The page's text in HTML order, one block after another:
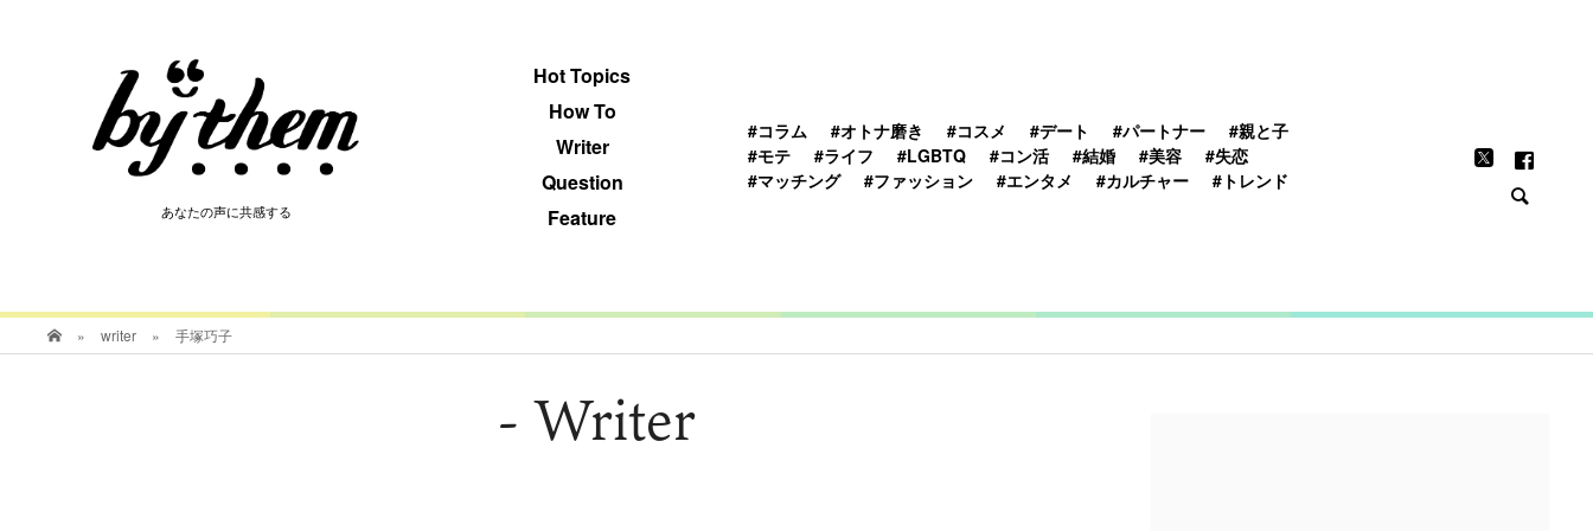
あなたの声に共感する
Hot Topics
How To
Writer
Question
Feature
#コラム #オトナ磨き #コスメ #デート #パートナー
#親と子
#モテ
#ライフ #LGBTQ #コン活 #結婚 #美容
#失恋
#マッチング
#ファッション #エンタメ #カルチャー #トレンド
あなたの声に共感する
» writer » 手塚巧子
- Writer